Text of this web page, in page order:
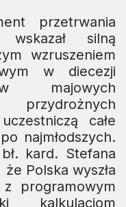
przetrwania
wskazał silną
wzruszeniem
w diecezji
majowych
całe
najmłodszych.
bł. kard. Stefana
Polska wyszła
programowym
kalkulacjom